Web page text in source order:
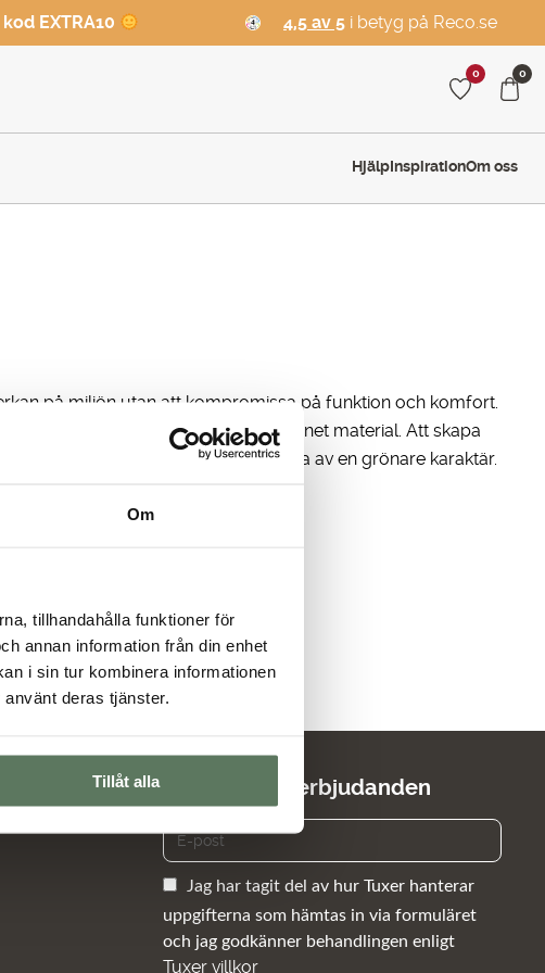
Om
tillhandahålla funktioner för
annan information från din enhet
i sin tur kombinera informationen
deras tjänster.
Tillåt alla
EXTRA10 4,5 av 5 i betyg på Reco.se
HjälpInspirationOm oss
0 0
på miljön utan att kompromissa på funktion och komfort.
framtagna i helt eller delvis återvunnet material. Att skapa
är att hela Tuxers sortiment ska vara av en grönare karaktär.
Nyheter och erbjudanden
Jag har tagit del av hur Tuxer hanterar
uppgifterna som hämtas in via formuläret
och jag godkänner behandlingen enligt
Tuxer villkor